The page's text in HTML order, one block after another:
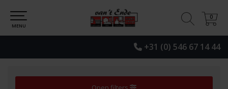
+31 (0) 546 67 14 44
0
0
MENU